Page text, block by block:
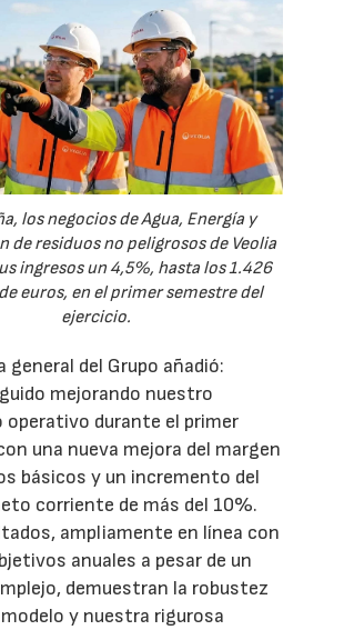
los negocios de Agua, Energía y
de residuos no peligrosos de Veolia
ingresos un 4,5%, hasta los 1.426
euros, en el primer semestre del
ejercicio.
general del Grupo añadió:
mejorando nuestro
operativo durante el primer
una nueva mejora del margen
básicos y un incremento del
corriente de más del 10%.
ampliamente en línea con
anuales a pesar de un
demuestran la robustez
y nuestra rigurosa